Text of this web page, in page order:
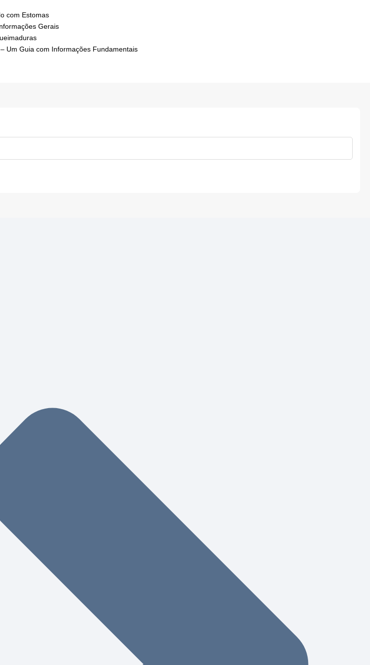
com Estomas
Gerais
Um Guia com Informações Fundamentais